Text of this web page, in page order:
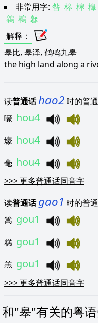
非常用字: 咎 槔 槹 橰
鷎 鷱 鼛
解释 ：
皋比, 皋泽, 鹤鸣九皋
the high land along a
读普通话hao2 时的普
嚎 hou4
壕 hou4
毫 hou4
>>>更多普通话同音字
读普通话 gao1 时的普
篙 gou1
糕 gou1
羔 gou1
>>>更多普通话同音字
和"皋"有关的粤